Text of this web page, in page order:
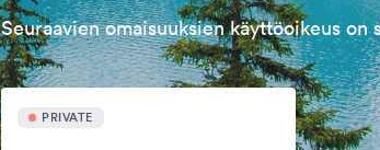
Seuraavien omaisuuksien käyttöoikeus on
PRIVATE